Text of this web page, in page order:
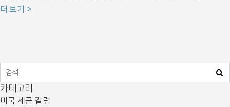
더 보기
카테고리
미국 세금 칼럼